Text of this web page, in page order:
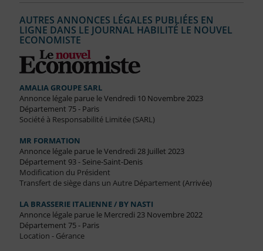
AUTRES ANNONCES LÉGALES PUBLIÉES EN
LIGNE DANS LE JOURNAL HABILITÉ LE NOUVEL
ECONOMISTE
AMALIA GROUPE SARL
Annonce légale parue le Vendredi 10 Novembre 2023
Département 75 - Paris
Société à Responsabilité Limitée (SARL)
MR FORMATION
Annonce légale parue le Vendredi 28 Juillet 2023
Département 93 - Seine-Saint-Denis
Modification du Président
Transfert de siège dans un Autre Département (Arrivée)
LA BRASSERIE ITALIENNE / BY NASTI
Annonce légale parue le Mercredi 23 Novembre 2022
Département 75 - Paris
Location - Gérance